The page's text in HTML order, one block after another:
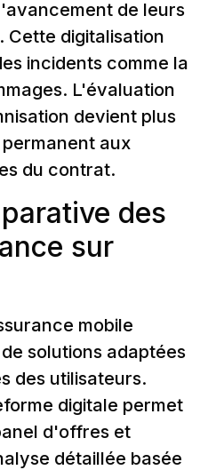
de leurs
Cette digitalisation
incidents comme la
L'évaluation
devient plus
aux
du contrat.
des
sur
mobile
solutions adaptées
des utilisateurs.
digitale permet
d'offres et
détaillée basée